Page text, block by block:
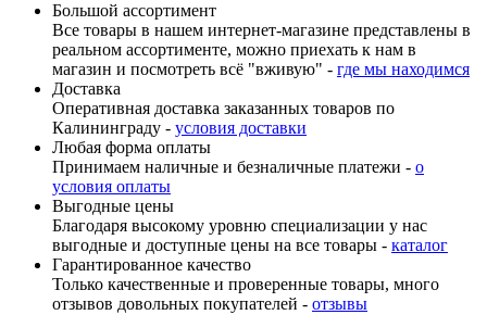
Большой ассортимент
Все товары в нашем интернет-магазине представлены в
реальном ассортименте, можно приехать к нам в
магазин и посмотреть всё "вживую" - где мы находимся
Доставка
Оперативная доставка заказанных товаров по
Калининграду - условия доставки
Любая форма оплаты
Принимаем наличные и безналичные платежи - о
условия оплаты
Выгодные цены
Благодаря высокому уровню специализации у нас
выгодные и доступные цены на все товары - каталог
Гарантированное качество
Только качественные и проверенные товары, много
отзывов довольных покупателей - отзывы